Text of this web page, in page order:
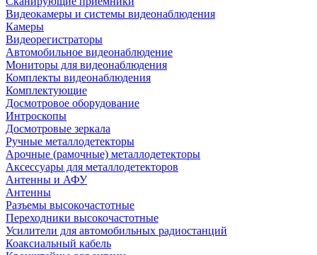
Видеокамеры и системы видеонаблюдения
Камеры
Видеорегистраторы
Автомобильное видеонаблюдение
Мониторы для видеонаблюдения
Комплекты видеонаблюдения
Комплектующие
Досмотровое оборудование
Интроскопы
Досмотровые зеркала
Ручные металлодетекторы
Арочные (рамочные) металлодетекторы
Аксессуары для металлодетекторов
Антенны и АФУ
Антенны
Разъемы высокочастотные
Переходники высокочастотные
Усилители для автомобильных радиостанций
Коаксиальный кабель